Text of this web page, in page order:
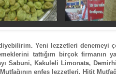
Yeni lezzetleri denemeyi
tattığım birçok firmanın
Sabuni, Kakuleli Limonata,
enfes lezzetleri, Hitit